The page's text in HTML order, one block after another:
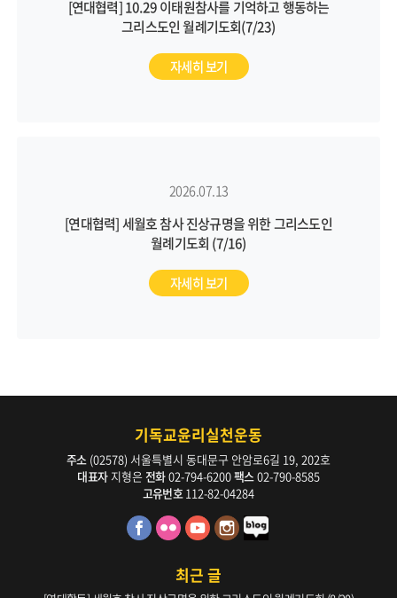
[연대협력] 10.29 이태원참사를 기억하고 행동하는
그리스도인 월례기도회(7/23)
자세히 보기
2026.07.13
[연대협력] 세월호 참사 진상규명을 위한 그리스도인
월례기도회 (7/16)
자세히 보기
기독교윤리실천운동
주소 (02578) 서울특별시 동대문구 안암로6길 19, 202호
대표자지형은 전화02-794-6200팩스 02-790-8585
고유번호 112-82-04284
최근 글